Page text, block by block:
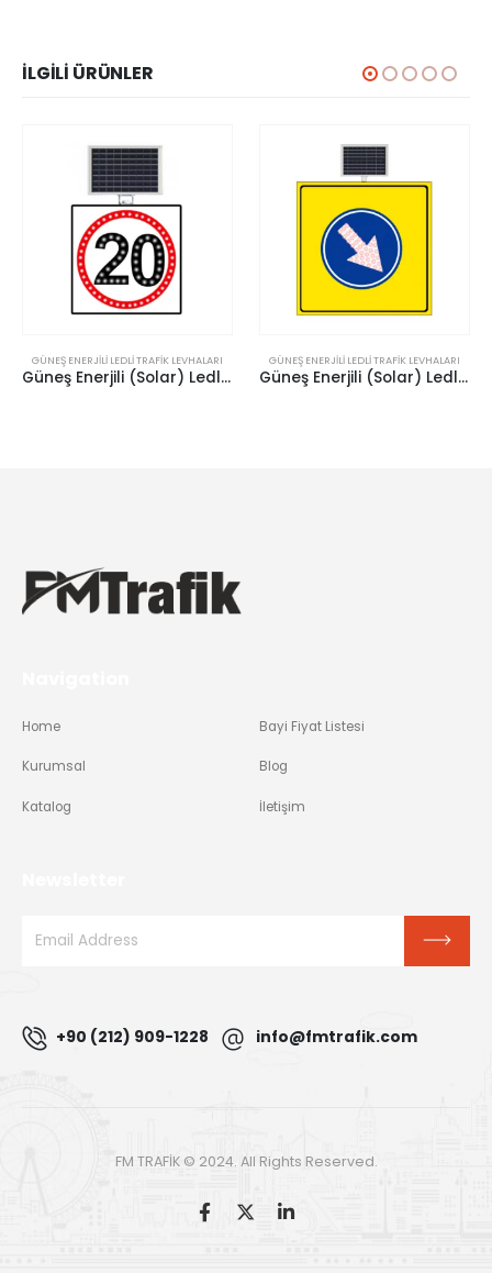
İLGILI ÜRÜNLER
GÜNEŞ ENERJILI LEDLI TRAFIK LEVHALARI
Güneş Enerjili (Solar) Ledli Hız Limiti 20 km/h Levhası 60×60 cm
GÜNEŞ ENERJILI LEDLI TRAFIK LEVHALARI
Güneş Enerjili (Solar) Ledli Sağa Mecburi Yön Sarı Zemin Levhası 100×100 cm
Home
Kurumsal
Katalog
Bayi Fiyat Listesi
Blog
İletişim
+90 (212) 909-1228 info@fmtrafik.com
FM TRAFİK © 2024. All Rights Reserved.